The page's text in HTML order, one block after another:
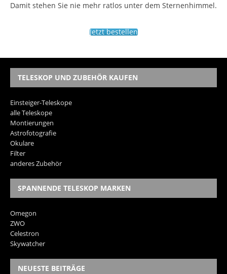
Damit stehen Sie nie mehr ratlos unter dem Sternenhimmel.
Jetzt bestellen
TELESKOP UND ZUBEHÖR KAUFEN
Einsteiger-Teleskope
alle Teleskope
Montierungen
Astrofotografie
Okulare
Filter
anderes Zubehör
SPANNENDE TELESKOP MARKEN
Omegon
ZWO
Celestron
Skywatcher
NEUESTE BEITRÄGE